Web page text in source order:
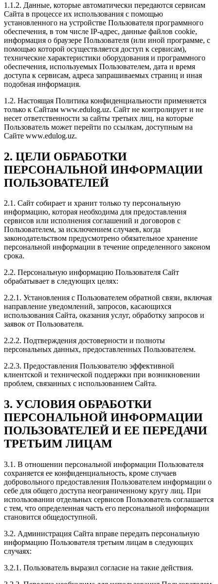
1.1.2. Данные, которые автоматически передаются сервисам
Сайта в процессе их использования с помощью
установленного на устройстве Пользователя программного
обеспечения, в том числе IP-адрес, данные файлов cookie,
информация о браузере Пользователя (или иной программе, с
помощью которой осуществляется доступ к сервисам),
технические характеристики оборудования и программного
обеспечения, используемых Пользователем, дата и время
доступа к сервисам, адреса запрашиваемых страниц и иная
подобная информация.
1.2. Настоящая Политика конфиденциальности применяется
только к Сайтам www.edulog.uz. Сайт не контролирует и не
несет ответственности за сайты третьих лиц, на которые
Пользователь может перейти по ссылкам, доступным на
Сайте www.edulog.uz.
2. ЦЕЛИ ОБРАБОТКИ
ПЕРСОНАЛЬНОЙ ИНФОРМАЦИИ
ПОЛЬЗОВАТЕЛЕЙ
2.1. Сайт собирает и хранит только ту персональную
информацию, которая необходима для предоставления
сервисов или исполнения соглашений и договоров с
Пользователем, за исключением случаев, когда
законодательством предусмотрено обязательное хранение
персональной информации в течение определенного законом
срока.
2.2. Персональную информацию Пользователя Сайт
обрабатывает в следующих целях:
2.2.1. Установления с Пользователем обратной связи, включая
направление уведомлений, запросов, касающихся
использования Сайта, оказания услуг, обработку запросов и
заявок от Пользователя.
2.2.2. Подтверждения достоверности и полноты
персональных данных, предоставленных Пользователем.
2.2.3. Предоставления Пользователю эффективной
клиентской и технической поддержки при возникновении
проблем, связанных с использованием Сайта.
3. УСЛОВИЯ ОБРАБОТКИ
ПЕРСОНАЛЬНОЙ ИНФОРМАЦИИ
ПОЛЬЗОВАТЕЛЕЙ И ЕЕ ПЕРЕДАЧИ
ТРЕТЬИМ ЛИЦАМ
3.1. В отношении персональной информации Пользователя
сохраняется ее конфиденциальность, кроме случаев
добровольного предоставления Пользователем информации о
себе для общего доступа неограниченному кругу лиц. При
использовании отдельных сервисов Пользователь соглашается
с тем, что определенная часть его персональной информации
становится общедоступной.
3.2. Администрация Сайта вправе передать персональную
информацию Пользователя третьим лицам в следующих
случаях:
3.2.1. Пользователь выразил согласие на такие действия.